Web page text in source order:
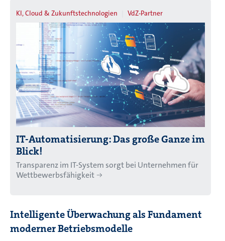
KI, Cloud & Zukunftstechnologien VdZ-Partner
IT-Automatisierung: Das große Ganze im
Blick!
Transparenz im IT-System sorgt bei Unternehmen für
Wettbewerbsfähigkeit
Intelligente Überwachung als Fundament
moderner Betriebsmodelle